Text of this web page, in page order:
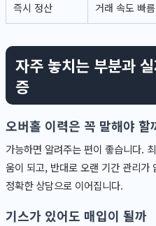
즉시 정산 거래 속도 빠름
자주 놓치는 부분과
증
오버홀 이력은 꼭 말해야 할
가능하면 알려주는 편이 좋습니다.
움이 되고, 반대로 오랜 기간 관리가
정확한 상담으로 이어집니다.
기스가 있어도 매입이 될까